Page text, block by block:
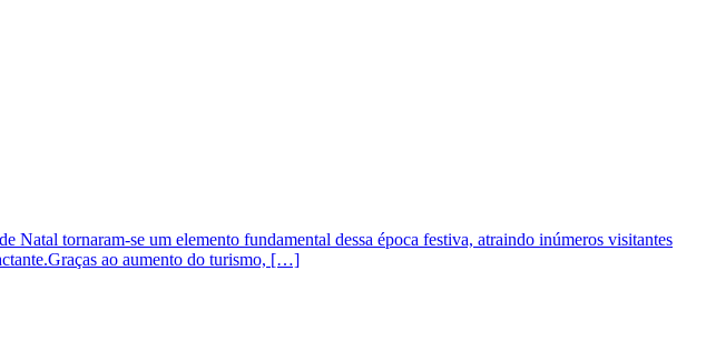
Natal tornaram-se um elemento fundamental dessa época festiva, atraindo inúmeros visitantes
ao aumento do turismo, […]